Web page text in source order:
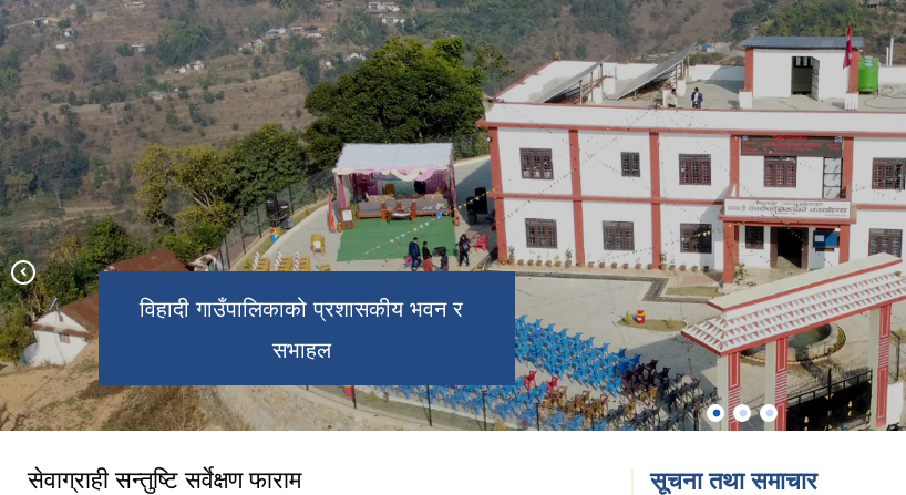
विहादी गाउँपालिकाको प्रशासकीय भवन र
सभाहल
विश्वप्रसिद्ध शालिग्राम शिला
कार्यालय परिसर
सेवाग्राही सन्तुष्टि सर्वेक्षण फाराम सूचना तथा समाचार